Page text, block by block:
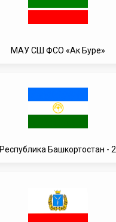
МАУ СШ ФСО «Ак Буре»
Республика Башкортостан - 2